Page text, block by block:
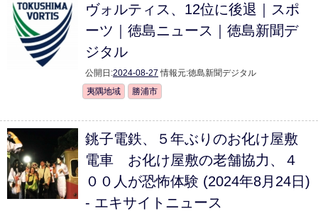
ヴォルティス、12位に後退｜スポ
ーツ｜徳島ニュース｜徳島新聞デ
ジタル
公開日:2024-08-27 情報元:徳島新聞デジタル
夷隅地域
勝浦市
銚子電鉄、５年ぶりのお化け屋敷
電車 お化け屋敷の老舗協力、４
００人が恐怖体験 (2024年8月24日)
- エキサイトニュース